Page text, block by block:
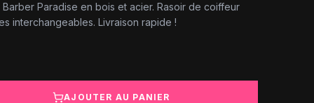
Paradise en bois et acier. Rasoir de coiffeur
interchangeables. Livraison rapide !
AJOUTER AU PANIER